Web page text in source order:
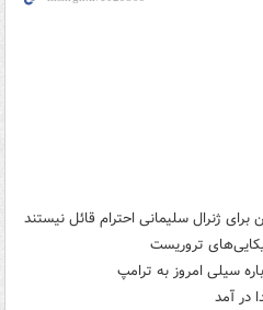
ژنرال سلیمانی احترام قائل نیستند
تروریست
سیلی امروز به ترامپ
در آمد